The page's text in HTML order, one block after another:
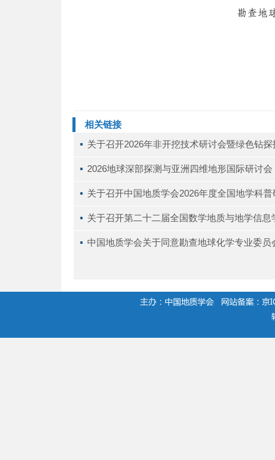
相关链接
▪ 关于召开2026年非开挖技术研讨会暨绿色钻
▪ 2026地球深部探测与亚洲四维地形国际研讨
▪ 关于召开中国地质学会2026年度全国地学科
▪ 关于召开第二十二届全国数学地质与地学信
▪ 中国地质学会关于同意勘查地球化学专业委
.